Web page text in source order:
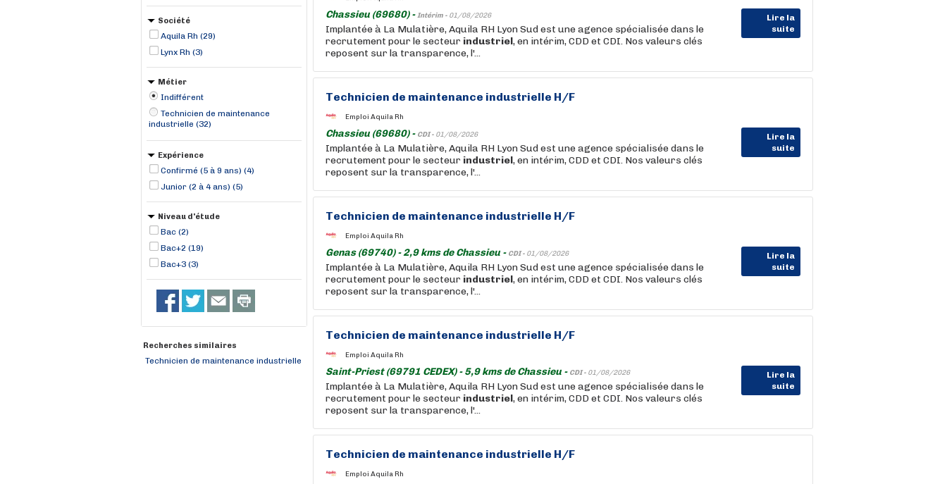
Société
Aquila Rh (29)
Lynx Rh (3)
Métier
Indifférent
Technicien de maintenance
industrielle (32)
Expérience
Confirmé (5 à 9 ans) (4)
Junior (2 à 4 ans) (5)
Niveau d'étude
Bac (2)
Bac+2 (19)
Bac+3 (3)
Recherches similaires
Technicien de maintenance industrielle
Chassieu (69680) -Intérim - 01/08/2026
Lire la
suite
Implantée à La Mulatière, Aquila RH Lyon Sud est une agence spécialisée dans le
recrutement pour le secteur industriel, en intérim, CDD et CDI. Nos valeurs clés
reposent sur la transparence, l'...
Technicien de maintenance industrielle H/F
Emploi Aquila Rh
Chassieu (69680) - CDI - 01/08/2026
Lire la
suite
Implantée à La Mulatière, Aquila RH Lyon Sud est une agence spécialisée dans le
recrutement pour le secteur industriel, en intérim, CDD et CDI. Nos valeurs clés
reposent sur la transparence, l'...
Technicien de maintenance industrielle H/F
Emploi Aquila Rh
Genas (69740) - 2,9 kms de Chassieu - CDI - 01/08/2026
Lire la
suite
Implantée à La Mulatière, Aquila RH Lyon Sud est une agence spécialisée dans le
recrutement pour le secteur industriel, en intérim, CDD et CDI. Nos valeurs clés
reposent sur la transparence, l'...
Technicien de maintenance industrielle H/F
Emploi Aquila Rh
Saint-Priest (69791 CEDEX) - 5,9 kms de Chassieu - CDI - 01/08/2026
Lire la
suite
Implantée à La Mulatière, Aquila RH Lyon Sud est une agence spécialisée dans le
recrutement pour le secteur industriel, en intérim, CDD et CDI. Nos valeurs clés
reposent sur la transparence, l'...
Technicien de maintenance industrielle H/F
Emploi Aquila Rh